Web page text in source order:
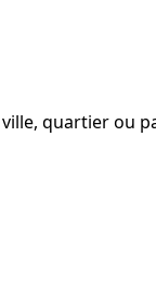
quartier ou